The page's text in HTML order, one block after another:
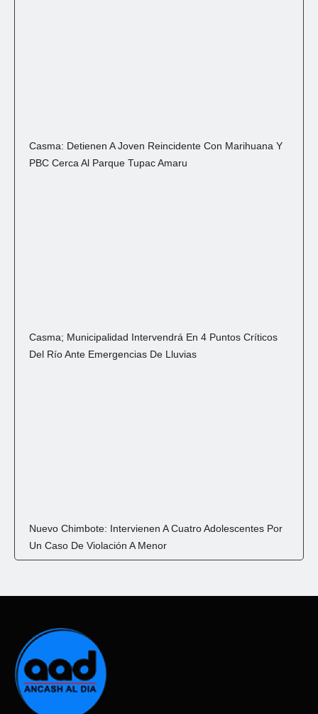
Casma: Detienen A Joven Reincidente Con Marihuana Y
PBC Cerca Al Parque Tupac Amaru
Casma; Municipalidad Intervendrá En 4 Puntos Críticos
Del Río Ante Emergencias De Lluvias
Nuevo Chimbote: Intervienen A Cuatro Adolescentes Por
Un Caso De Violación A Menor